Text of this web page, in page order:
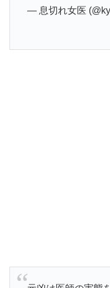
— 息切れ女医